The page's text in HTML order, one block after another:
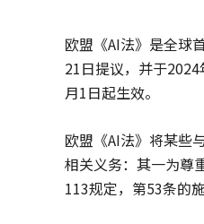
欧盟《AI法》是全球
21日提议，并于
月1日起生效。
欧盟《AI法》将某些
相关义务：其一为尊
113规定，第53条的